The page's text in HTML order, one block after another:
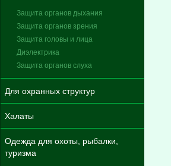
Защита органов дыхания
Защита органов зрения
Защита головы и лица
Диэлектрика
Защита органов слуха
Для охранных структур
Халаты
Одежда для охоты, рыбалки,
туризма